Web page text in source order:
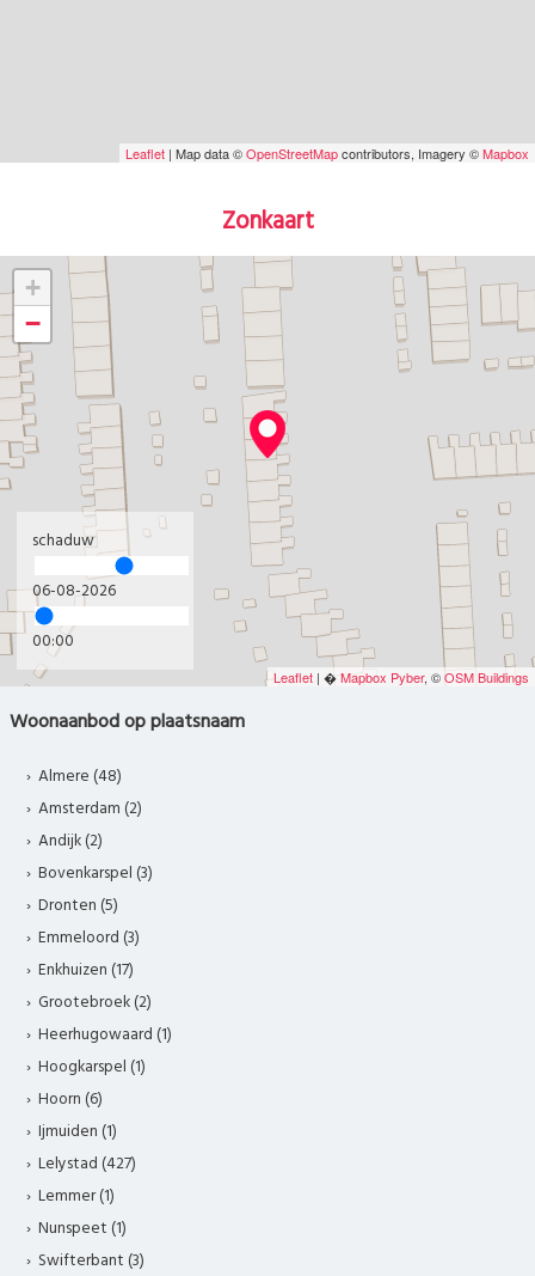
Leaflet | Map data ©OpenStreetMapcontributors, Imagery ©Mapbox
Zonkaart
+
−
Leaflet | �Mapbox Pyber, ©OSM Buildings
schaduw
06-08-2026
00:00
Woonaanbod op plaatsnaam
Almere (48)
Amsterdam (2)
Andijk (2)
Bovenkarspel (3)
Dronten (5)
Emmeloord (3)
Enkhuizen (17)
Grootebroek (2)
Heerhugowaard (1)
Hoogkarspel (1)
Hoorn (6)
Ijmuiden (1)
Lelystad (427)
Lemmer (1)
Nunspeet (1)
Swifterbant (3)